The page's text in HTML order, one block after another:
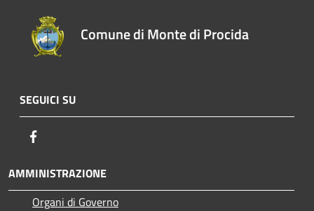
Comune di Monte di Procida
SEGUICI SU
AMMINISTRAZIONE
Organi di Governo